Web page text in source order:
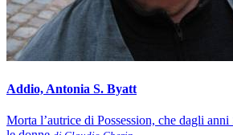
Addio, Antonia S. Byatt
Morta l’autrice di Possession, che dagli anni